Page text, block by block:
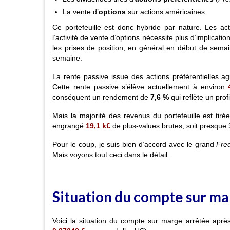
La vente d’options sur actions américaines.
Ce portefeuille est donc hybride par nature. Les
l’activité de vente d’options nécessite plus
les prises de position, en général en début de
semaine.
La rente passive issue des actions préférentielles
Cette rente passive s’élève actuellement à environ
conséquent un rendement de 7,6 % qui reflète un
Mais la majorité des revenus du portefeuille est
engrangé 19,1 k€ de plus-values brutes, soit presque
Pour le coup, je suis bien d’accord avec le grand
Mais voyons tout ceci dans le détail.
Situation du compte sur
Voici la situation du compte sur marge arrêtée